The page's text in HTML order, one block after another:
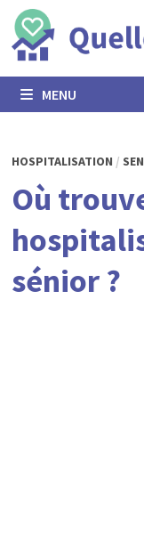
Passer
au
contenu
MENU
HOSPITALISATION /
Où
sénior ?